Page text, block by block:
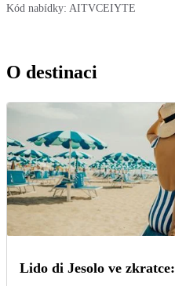
Kód nabídky: AITVCEIYTE
O destinaci
Lido di Jesolo ve zkratce: